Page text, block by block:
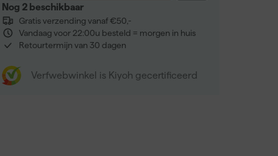
Nog 2 beschikbaar
Gratis verzending vanaf €50,-
Vandaag voor 22:00u besteld = morgen in huis
Retourtermijn van 30 dagen
Verfwebwinkel is Kiyoh gecertificeerd